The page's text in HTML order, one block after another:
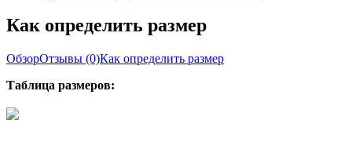
Как определить размер
ОбзорОтзывы (0)Как определить размер
Таблица размеров: